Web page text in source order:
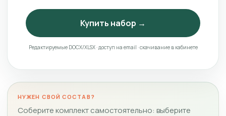
Купить набор →
Редактируемые DOCX/XLSX · доступ на email · скачивание в кабинете
НУЖЕН СВОЙ СОСТАВ?
Соберите комплект самостоятельно: выберите